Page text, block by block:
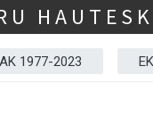
1977-2023